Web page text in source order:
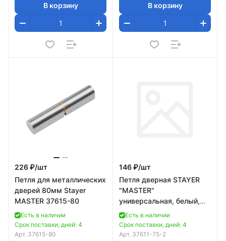
В корзину В корзину
226 ₽/шт
Петля для металлических
дверей 80мм Stayer
MASTER 37615-80
Есть в наличии
Срок поставки, дней: 4
Арт. 37615-80
146 ₽/шт
Петля дверная STAYER
"MASTER"
универсальная, белый,
75мм
Есть в наличии
Срок поставки, дней: 4
Арт. 37611-75-2